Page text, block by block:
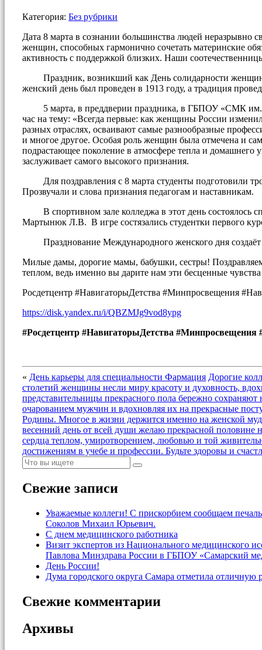
Категория: Без рубрики
Дата 8 марта в сознании большинства людей
женщин, способных гармонично сочетать материнские
активность с поддержкой близких. Наши
Праздник, возникший как День солидарности женщин
женский день был проведен в 1913 году, а традиция
5 марта, в преддверии праздника, в ГБПОУ «СМК
час на тему: «Всегда первые: как женщины России
разных отраслях, осваивают самые разнообразные
и многое другое. Особая роль женщин была отмечена и
подрастающее поколение в атмосфере тепла и домашнего
заслуживает самого высокого признания.
Для поздравления с 8 марта студенты подготовили
Прозвучали и слова признания педагогам и наставникам.
В спортивном зале колледжа в этот день состоялось
Мартынюк Л.В. В игре состязались студентки первого
Празднование Международного женского дня создаёт
Милые дамы, дорогие мамы, бабушки, сестры!
теплом, ведь именно вы дарите нам эти бесценные
Росдетцентр #НавигаторыДетства #Минпросвещения
https://disk.yandex.ru/i/QBZMJg9vod8ypg
#Росдетцентр #НавигаторыДетства
« День карьеры для специальности Фармация Дорогие
столетий женщины несли миру красоту и духовность,
представительницы прекрасного пола бережно
очарованием мужчин и вдохновляя их на прекрасные
Родины. Многое в жизни держится именно на женской
весенний день от всей души желаю прекрасной половине
сердца теплом, умиротворением, любовью и той
достижениям в учебе и профессии. Будьте здоровы и
Свежие записи
Уважаемые коллеги! С прискорбием сообщаем
Соколов Михаил Юрьевич.
С днем медицинского работника
Визит экспертов из Национального
Павлова Минздрава России в ГБПОУ «Самарский
День России!
Дума городского округа Самара отметила
Свежие комментарии
Архивы